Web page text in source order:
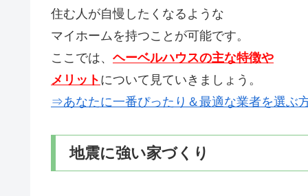
住む人が自慢したくなるような
マイホームを持つことが可能です。
ここでは、 ヘーベルハウスの主な特徴や
メリット について見ていきましょう。
⇒あなたに一番ぴったり＆最適な業者を選ぶ
地震に強い家づくり